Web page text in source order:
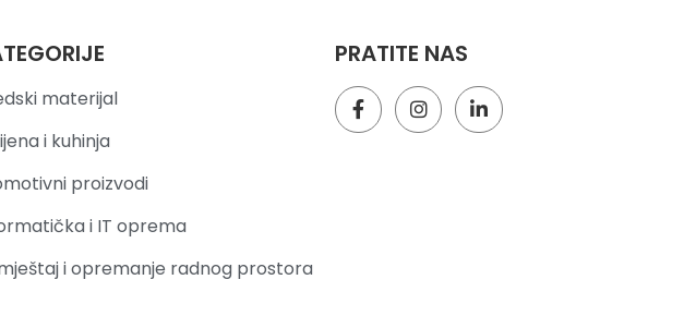
materijal
i kuhinja
proizvodi
i IT oprema
i opremanje radnog prostora
PRATITE NAS